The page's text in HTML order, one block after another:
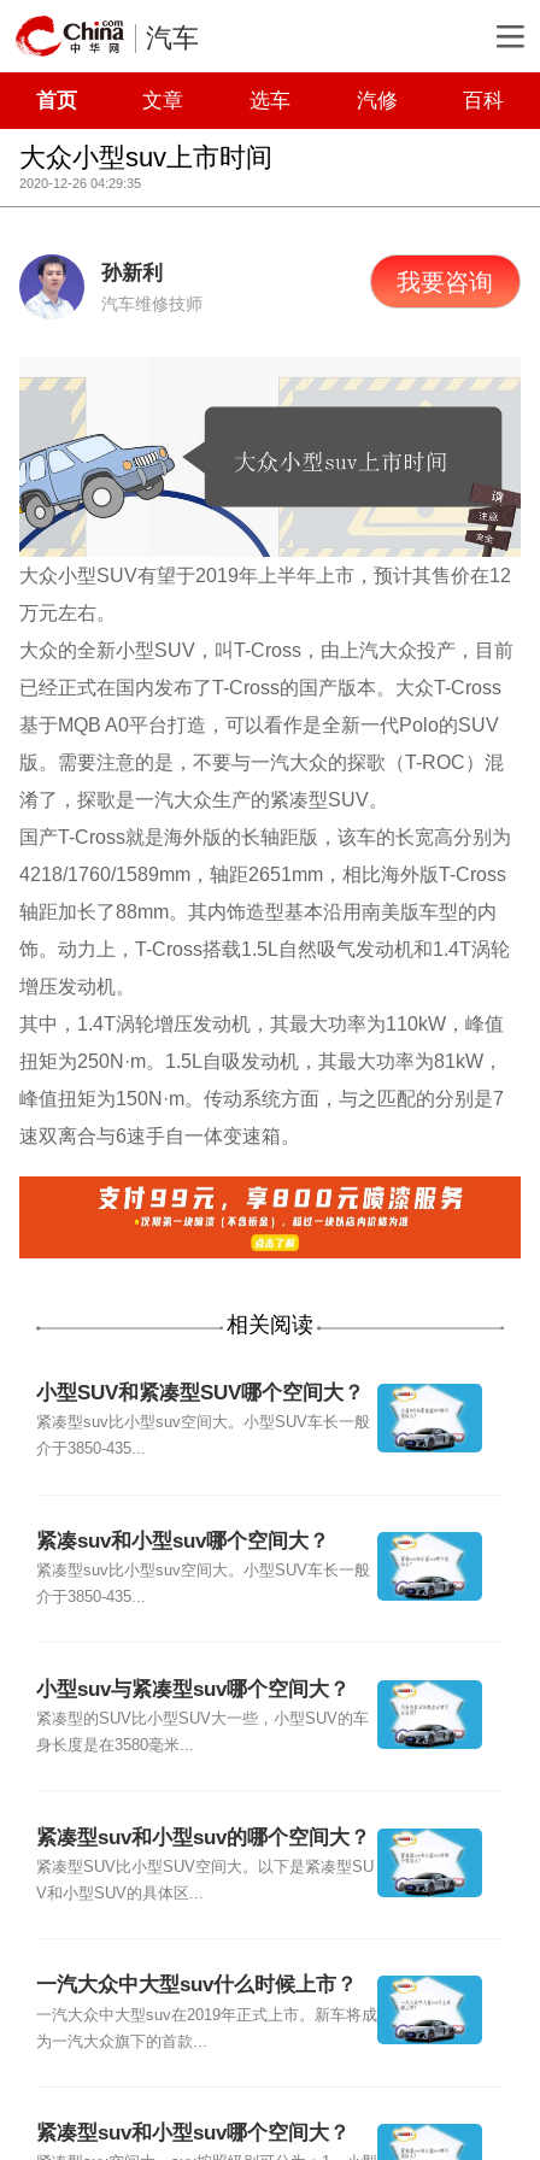
汽车
首页 文章 选车 汽修 百科
大众小型suv上市时间
2020-12-26 04:29:35
孙新利
汽车维修技师
我要咨询
大众小型SUV有望于2019年上半年上市，预计其售价在12
万元左右。
大众的全新小型SUV，叫T-Cross，由上汽大众投产，目前
已经正式在国内发布了T-Cross的国产版本。大众T-Cross
基于MQB A0平台打造，可以看作是全新一代Polo的SUV
版。需要注意的是，不要与一汽大众的探歌（T-ROC）混
淆了，探歌是一汽大众生产的紧凑型SUV。
国产T-Cross就是海外版的长轴距版，该车的长宽高分别为
4218/1760/1589mm，轴距2651mm，相比海外版T-Cross
轴距加长了88mm。其内饰造型基本沿用南美版车型的内
饰。动力上，T-Cross搭载1.5L自然吸气发动机和1.4T涡轮
增压发动机。
其中，1.4T涡轮增压发动机，其最大功率为110kW，峰值
扭矩为250N·m。1.5L自吸发动机，其最大功率为81kW，
峰值扭矩为150N·m。传动系统方面，与之匹配的分别是7
速双离合与6速手自一体变速箱。
相关阅读
小型SUV和紧凑型SUV哪个空间大？
紧凑型suv比小型suv空间大。小型SUV车长一般
介于3850-435...
紧凑suv和小型suv哪个空间大？
紧凑型suv比小型suv空间大。小型SUV车长一般
介于3850-435...
小型suv与紧凑型suv哪个空间大？
紧凑型的SUV比小型SUV大一些，小型SUV的车
身长度是在3580毫米...
紧凑型suv和小型suv的哪个空间大？
紧凑型SUV比小型SUV空间大。以下是紧凑型SU
V和小型SUV的具体区...
一汽大众中大型suv什么时候上市？
一汽大众中大型suv在2019年正式上市。新车将成
为一汽大众旗下的首款...
紧凑型suv和小型suv哪个空间大？